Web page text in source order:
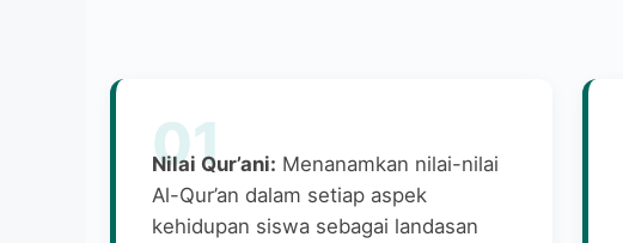
01
Nilai Qur’ani: Menanamkan nilai-nilai
Al-Qur’an dalam setiap aspek
kehidupan siswa sebagai landasan